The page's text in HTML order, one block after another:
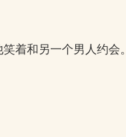
着和另一个男人约会。